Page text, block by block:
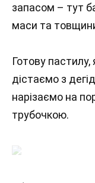
запасом – тут
маси та
Готову
дістаємо з
нарізаємо на
трубочкою.